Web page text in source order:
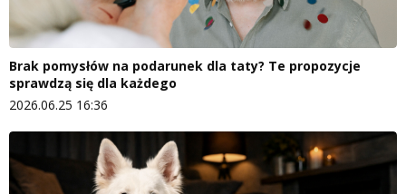
Brak pomysłów na podarunek dla taty? Te propozycje
sprawdzą się dla każdego
2026.06.25 16:36